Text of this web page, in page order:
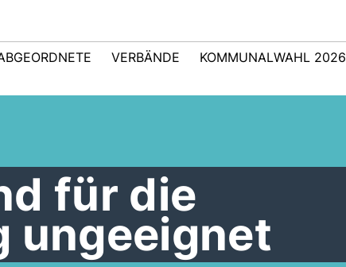
VERBÄNDE KOMMUNALWAHL 2026
für die
ungeeignet